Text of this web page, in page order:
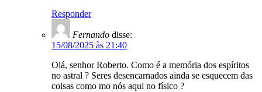
Responder
Fernando disse:
15/08/2025 às 21:40
Olá, senhor Roberto. Como é a memória dos espíritos
no astral ? Seres desencarnados ainda se esquecem das
coisas como mo nós aqui no físico ?